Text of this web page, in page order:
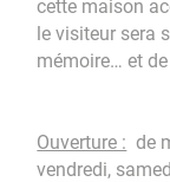
cette maison
le visiteur sera
mémoire… et de
Ouverture : de
vendredi,